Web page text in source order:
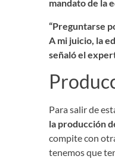
mandato de la
“Preguntarse
A mi juicio, la
señaló el
Para salir de
la producción
compite con
tenemos que